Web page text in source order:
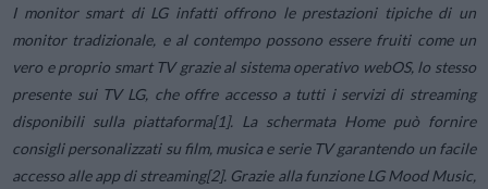
I monitor smart di LG infatti offrono le prestazioni tipiche di un
monitor tradizionale, e al contempo possono essere fruiti come un
vero e proprio smart TV grazie al sistema operativo webOS, lo stesso
presente sui TV LG, che offre accesso a tutti i servizi di streaming
disponibili sulla piattaforma[1]. La schermata Home può fornire
consigli personalizzati su film, musica e serie TV garantendo un facile
accesso alle app di streaming[2]. Grazie alla funzione LG Mood Music,